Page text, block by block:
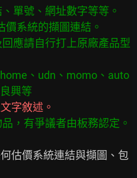
單號、網址數字等等。
系統的擷圖連結。
應請自行打上原廠產品型
、udn、momo、auto
興等
字敘述。
，有爭議者由板務認定。